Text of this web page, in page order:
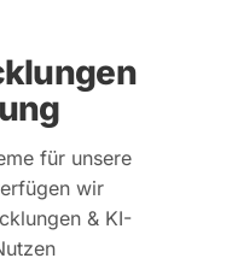
für unsere
wir
& KI-